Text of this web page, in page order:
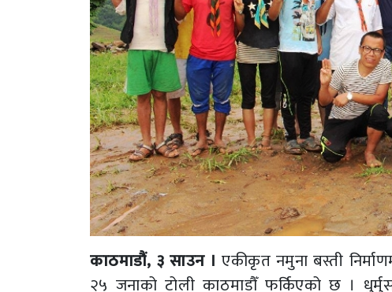
काठमाडौं, ३ साउन । एकीकृत नमुना बस्ती
२५ जनाको टोली काठमाडौँ फर्किएको छ ।